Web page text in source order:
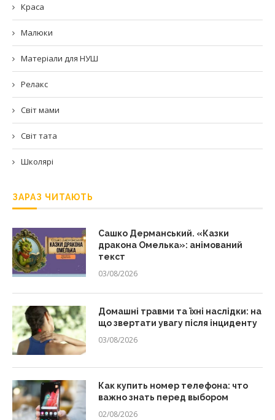
Краса
Малюки
Матеріали для НУШ
Релакс
Світ мами
Світ тата
Школярі
ЗАРАЗ ЧИТАЮТЬ
Сашко Дерманський. «Казки
дракона Омелька»: анімований
текст
03/08/2026
Домашні травми та їхні наслідки: на
що звертати увагу після інциденту
03/08/2026
Как купить номер телефона: что
важно знать перед выбором
02/08/2026